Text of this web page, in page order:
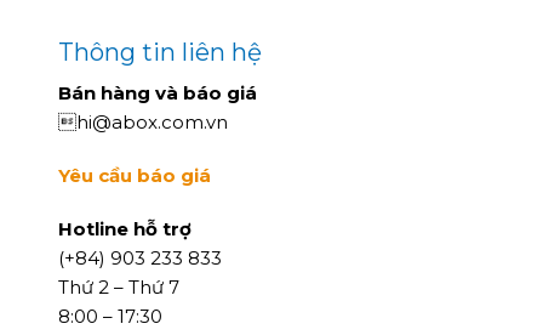
Thông tin liên hệ
Bán hàng và báo giá
hi@abox.com.vn
Yêu cầu báo giá
Hotline hỗ trợ
(+84) 903 233 833
Thứ 2 – Thứ 7
8:00 – 17:30